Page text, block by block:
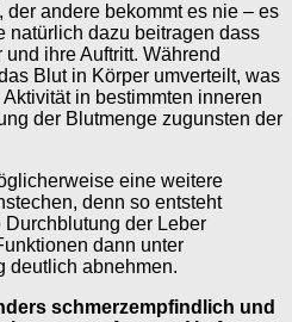
der andere bekommt es nie – es
natürlich dazu beitragen dass
ihre Auftritt. Während
Blut in Körper umverteilt, was
in bestimmten inneren
der Blutmenge zugunsten der
eine weitere
denn so entsteht
der Leber
dann unter
deutlich abnehmen.
schmerzempfindlich und